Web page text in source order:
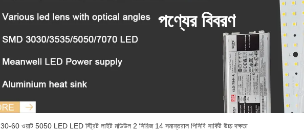
পণ্যের বিবরণ
30-60 ওয়াট 5050 LED LED স্ট্রিট লাইট মডিউল 2 সিরিজ 14 সমান্তরাল পিসিবি সার্কিট উচ্চ দক্ষতা